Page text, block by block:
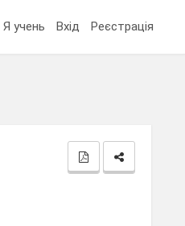
Я учень Вхід Реєстрація